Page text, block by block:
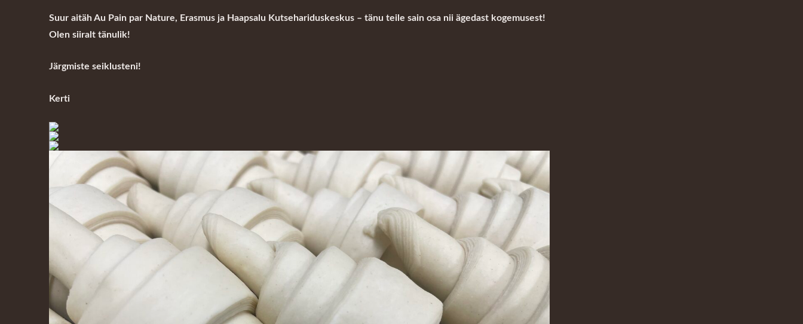
Suur aitäh Au Pain par Nature, Erasmus ja Haapsalu Kutsehariduskeskus – tänu teile sain osa nii ägedast kogemusest!
Olen siiralt tänulik!
Järgmiste seiklusteni!
Kerti